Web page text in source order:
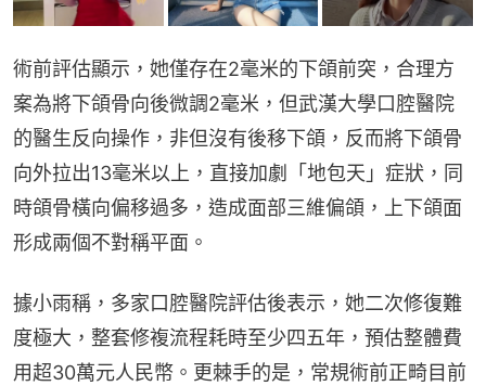
術前評估顯示，她僅存在2毫米的下頜前突，合理方
案為將下頜骨向後微調2毫米，但武漢大學口腔醫院
的醫生反向操作，非但沒有後移下頜，反而將下頜骨
向外拉出13毫米以上，直接加劇「地包天」症狀，同
時頜骨橫向偏移過多，造成面部三維偏頜，上下頜面
形成兩個不對稱平面。
據小雨稱，多家口腔醫院評估後表示，她二次修復難
度極大，整套修複流程耗時至少四五年，預估整體費
用超30萬元人民幣。更棘手的是，常規術前正畸目前